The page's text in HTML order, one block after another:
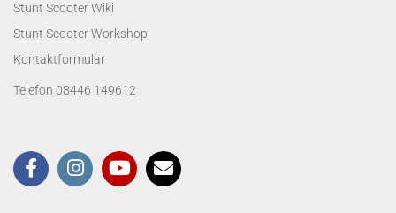
Stunt Scooter Wiki
Stunt Scooter Workshop
Kontaktformular
Telefon 08446 149612